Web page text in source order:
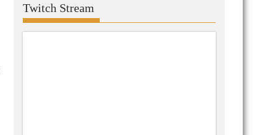
Twitch Stream